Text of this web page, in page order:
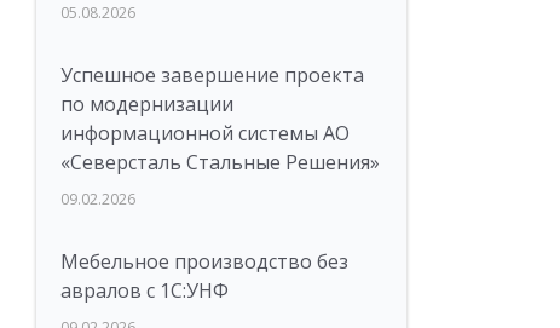
05.08.2026
Успешное завершение проекта
по модернизации
информационной системы АО
«Северсталь Стальные Решения»
09.02.2026
Мебельное производство без
авралов с 1С:УНФ